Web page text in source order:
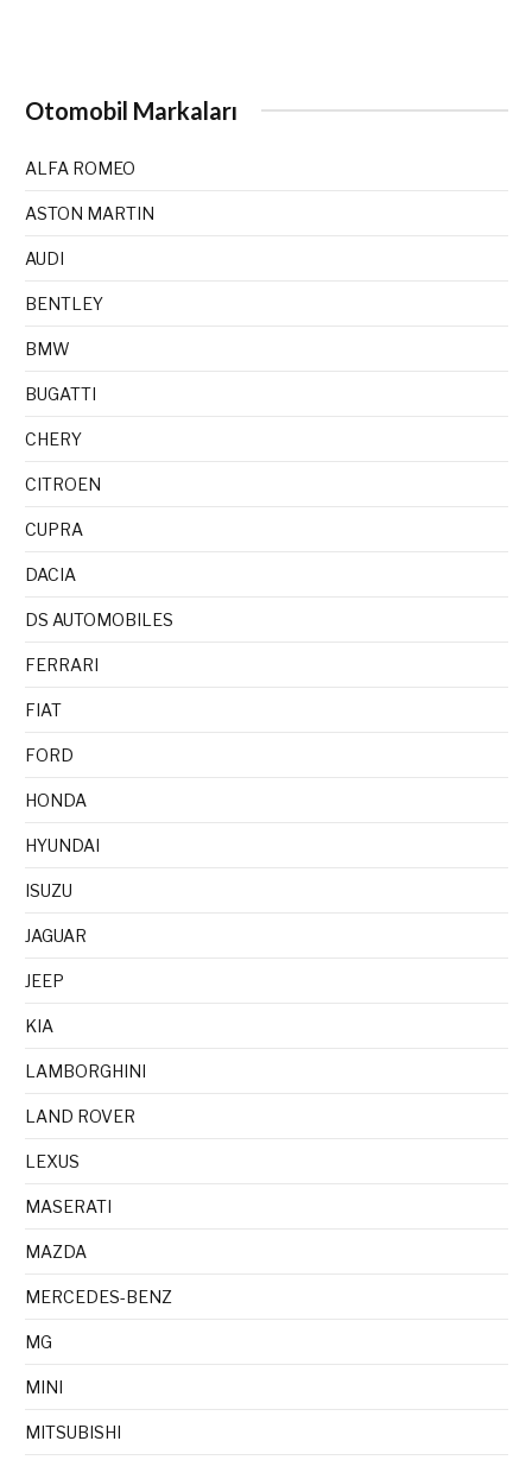
Otomobil Markaları
ALFA ROMEO
ASTON MARTIN
AUDI
BENTLEY
BMW
BUGATTI
CHERY
CITROEN
CUPRA
DACIA
DS AUTOMOBILES
FERRARI
FIAT
FORD
HONDA
HYUNDAI
ISUZU
JAGUAR
JEEP
KIA
LAMBORGHINI
LAND ROVER
LEXUS
MASERATI
MAZDA
MERCEDES-BENZ
MG
MINI
MITSUBISHI